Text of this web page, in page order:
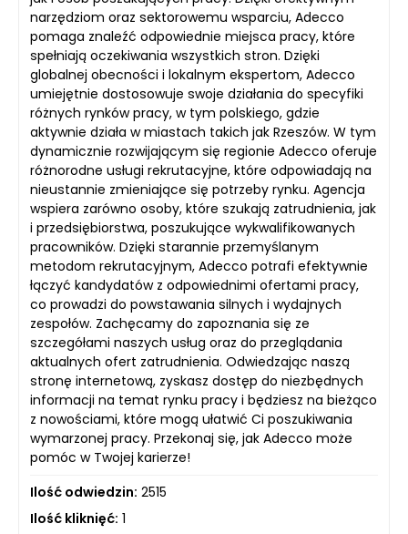
narzędziom oraz sektorowemu wsparciu, Adecco
pomaga znaleźć odpowiednie miejsca pracy, które
spełniają oczekiwania wszystkich stron. Dzięki
globalnej obecności i lokalnym ekspertom, Adecco
umiejętnie dostosowuje swoje działania do specyfiki
różnych rynków pracy, w tym polskiego, gdzie
aktywnie działa w miastach takich jak Rzeszów. W tym
dynamicznie rozwijającym się regionie Adecco oferuje
różnorodne usługi rekrutacyjne, które odpowiadają na
nieustannie zmieniające się potrzeby rynku. Agencja
wspiera zarówno osoby, które szukają zatrudnienia, jak
i przedsiębiorstwa, poszukujące wykwalifikowanych
pracowników. Dzięki starannie przemyślanym
metodom rekrutacyjnym, Adecco potrafi efektywnie
łączyć kandydatów z odpowiednimi ofertami pracy,
co prowadzi do powstawania silnych i wydajnych
zespołów. Zachęcamy do zapoznania się ze
szczegółami naszych usług oraz do przeglądania
aktualnych ofert zatrudnienia. Odwiedzając naszą
stronę internetową, zyskasz dostęp do niezbędnych
informacji na temat rynku pracy i będziesz na bieżąco
z nowościami, które mogą ułatwić Ci poszukiwania
wymarzonej pracy. Przekonaj się, jak Adecco może
pomóc w Twojej karierze!
Ilość odwiedzin: 2515
Ilość kliknięć: 1